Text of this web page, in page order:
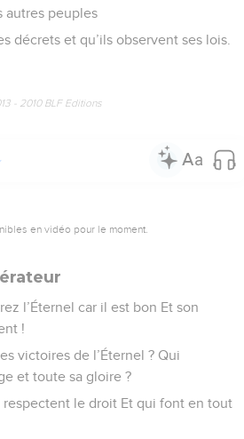
autres peuples
décrets et qu’ils observent ses lois.
- 2010 BLF Editions
en vidéo pour le moment.
l’Éternel car il est bon Et son
!
victoires de l’Éternel ? Qui
et toute sa gloire ?
le droit Et qui font en tout